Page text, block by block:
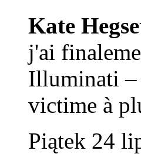
Kate
j'ai
Illuminati –
victime à
Piątek 24